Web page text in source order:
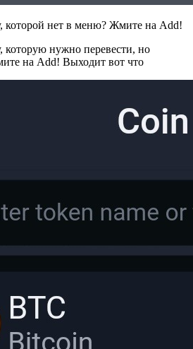
которой нет в меню? Жмите на Add!
которую нужно перевести, но
на Add! Выходит вот что